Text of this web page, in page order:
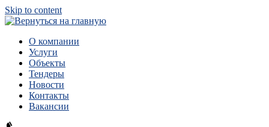
Skip to content
О компании
Услуги
Объекты
Тендеры
Новости
Контакты
Вакансии